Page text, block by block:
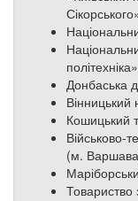
політехніка»
Донбаська
Вінницький
Кошицький
Військово-
(м.
Товариство